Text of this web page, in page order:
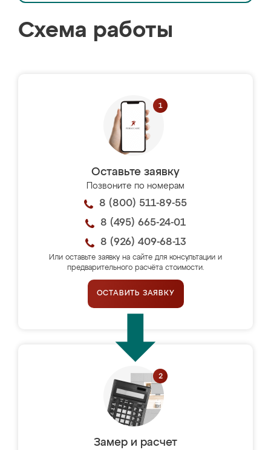
Схема работы
Оставьте заявку
Позвоните по номерам
8 (800) 511-89-55
8 (495) 665-24-01
8 (926) 409-68-13
Или оставьте заявку на сайте для консультации и
предварительного расчёта стоимости.
ОСТАВИТЬ ЗАЯВКУ
Замер и расчет